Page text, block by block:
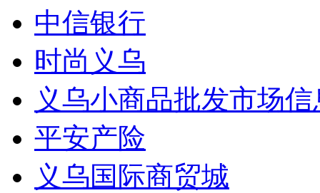
中信银行
时尚义乌
义乌小商品批发市场
平安产险
义乌国际商贸城